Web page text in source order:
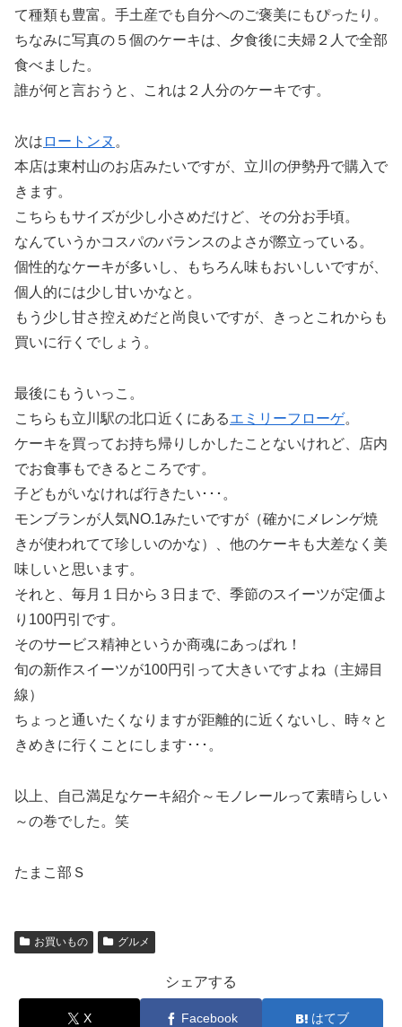
て種類も豊富。手土産でも自分へのご褒美にもぴったり。
ちなみに写真の５個のケーキは、夕食後に夫婦２人で全部
食べました。
誰が何と言おうと、これは２人分のケーキです。
次は ロートンヌ 。
本店は東村山のお店みたいですが、立川の伊勢丹で購入で
きます。
こちらもサイズが少し小さめだけど、その分お手頃。
なんていうかコスパのバランスのよさが際立っている。
個性的なケーキが多いし、もちろん味もおいしいですが、
個人的には少し甘いかなと。
もう少し甘さ控えめだと尚良いですが、きっとこれからも
買いに行くでしょう。
最後にもういっこ。
こちらも立川駅の北口近くにあるエミリーフローゲ。
ケーキを買ってお持ち帰りしかしたことないけれど、店内
でお食事もできるところです。
子どもがいなければ行きたい･･･。
モンブランが人気NO.1みたいですが（確かにメレンゲ焼
きが使われてて珍しいのかな）、他のケーキも大差なく美
味しいと思います。
それと、毎月１日から３日まで、季節のスイーツが定価よ
り100円引です。
そのサービス精神というか商魂にあっぱれ！
旬の新作スイーツが100円引って大きいですよね（主婦目
線）
ちょっと通いたくなりますが距離的に近くないし、時々と
きめきに行くことにします･･･。
以上、自己満足なケーキ紹介～モノレールって素晴らしい
～の巻でした。笑
たまこ部Ｓ
お買いもの グルメ
シェアする
X Facebook はてブ